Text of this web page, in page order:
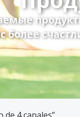
более